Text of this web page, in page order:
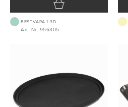
BEST.VARA 1-3D
Art. Nr: 956305